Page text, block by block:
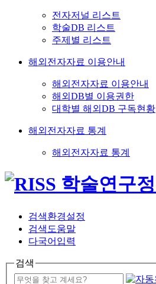
전자저널 리스트
학술DB 리스트
주제별 리스트
해외전자자료 이용안내
해외전자자료 이용안내
해외DB별 이용권한
대학별 해외DB 구독현황
해외전자자료 통계
해외전자자료 통계
검색환경설정
검색도움말
다국어입력
검색